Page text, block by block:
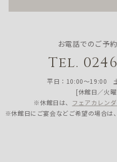
お電話でのご予
Tel.
平日：10:00〜19:00
[休館日／火
※休館日は、 フェアカレン
※休館日にご宴会などご希望の場合は